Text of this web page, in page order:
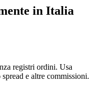
in Italia
registri ordini. Usa
e altre commissioni.